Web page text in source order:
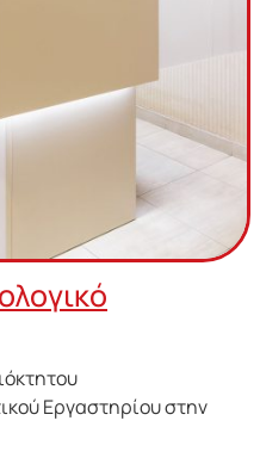
Εργαστηρίου στην